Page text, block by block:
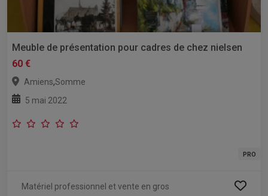
Meuble de présentation pour cadres de chez nielsen
60 €
Amiens,Somme
5 mai 2022
PRO
Matériel professionnel et vente en gros